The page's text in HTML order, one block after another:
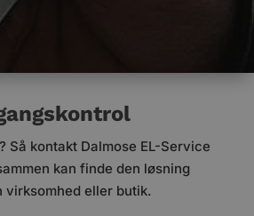
kontakt Dalmose EL-Service
kan finde den løsning
virksomhed eller butik.